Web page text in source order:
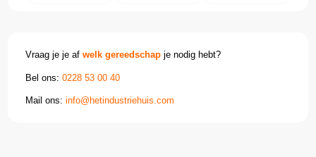
Vraag je je afwelk gereedschap je nodig hebt?
Bel ons:0228 53 00 40
Mail ons:info@hetindustriehuis.com